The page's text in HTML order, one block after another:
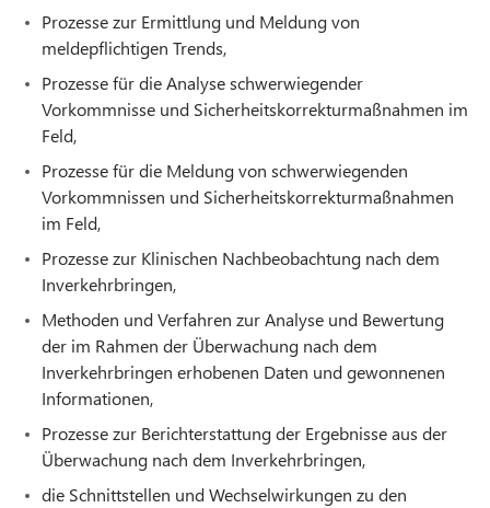
Prozesse zur Ermittlung und Meldung von
meldepflichtigen Trends,
Prozesse für die Analyse schwerwiegender
Vorkommnisse und Sicherheitskorrekturmaßnahmen im
Feld,
Prozesse für die Meldung von schwerwiegenden
Vorkommnissen und Sicherheitskorrekturmaßnahmen
im Feld,
Prozesse zur Klinischen Nachbeobachtung nach dem
Inverkehrbringen,
Methoden und Verfahren zur Analyse und Bewertung
der im Rahmen der Überwachung nach dem
Inverkehrbringen erhobenen Daten und gewonnenen
Informationen,
Prozesse zur Berichterstattung der Ergebnisse aus der
Überwachung nach dem Inverkehrbringen,
die Schnittstellen und Wechselwirkungen zu den